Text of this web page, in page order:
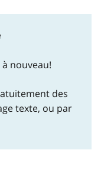
nouveau!
des
texte, ou par